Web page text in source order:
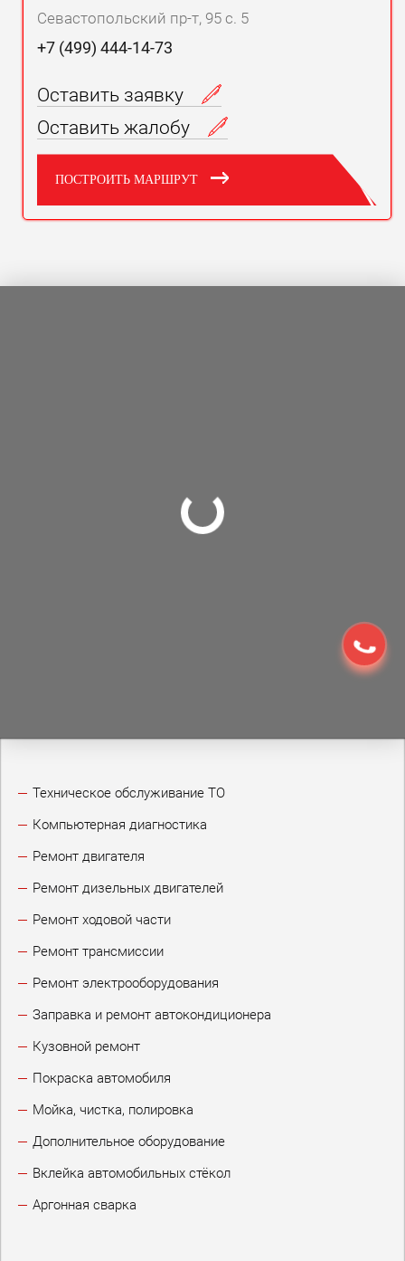
Севастопольский пр-т, 95 с. 5
+7 (499) 444-14-73
Оставить заявку
Оставить жалобу
ПОСТРОИТЬ МАРШРУТ
Техническое обслуживание ТО
Компьютерная диагностика
Ремонт двигателя
Ремонт дизельных двигателей
Ремонт ходовой части
Ремонт трансмиссии
Ремонт электрооборудования
Заправка и ремонт автокондиционера
Кузовной ремонт
Покраска автомобиля
Мойка, чистка, полировка
Дополнительное оборудование
Вклейка автомобильных стёкол
Аргонная сварка